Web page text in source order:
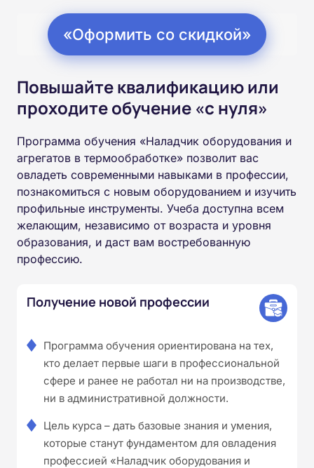
«Оформить со скидкой»
Повышайте квалификацию или
проходите обучение «с нуля»
Программа обучения «Наладчик оборудования и
агрегатов в термообработке» позволит вас
овладеть современными навыками в профессии,
познакомиться с новым оборудованием и изучить
профильные инструменты. Учеба доступна всем
желающим, независимо от возраста и уровня
образования, и даст вам востребованную
профессию.
Получение новой профессии
Программа обучения ориентирована на тех,
кто делает первые шаги в профессиональной
сфере и ранее не работал ни на производстве,
ни в административной должности.
Цель курса – дать базовые знания и умения,
которые станут фундаментом для овладения
профессией «Наладчик оборудования и